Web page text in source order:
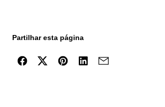
Partilhar esta página